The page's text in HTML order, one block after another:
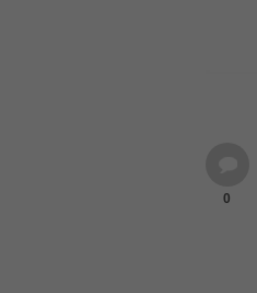
0